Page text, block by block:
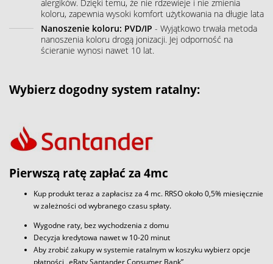
alergików. Dzięki temu, że nie rdzewieje i nie zmienia
koloru, zapewnia wysoki komfort użytkowania na długie lata
Nanoszenie koloru: PVD/IP - Wyjątkowo trwała metoda
nanoszenia koloru drogą jonizacji. Jej odporność na
ścieranie wynosi nawet 10 lat.
Wybierz dogodny system ratalny:
Pierwszą ratę zapłać za 4mc
Kup produkt teraz a zapłacisz za 4 mc. RRSO około 0,5% miesięcznie
w zależności od wybranego czasu spłaty.
Wygodne raty, bez wychodzenia z domu
Decyzja kredytowa nawet w 10-20 minut
Aby zrobić zakupy w systemie ratalnym w koszyku wybierz opcje
płatności „eRaty Santander Consumer Bank”